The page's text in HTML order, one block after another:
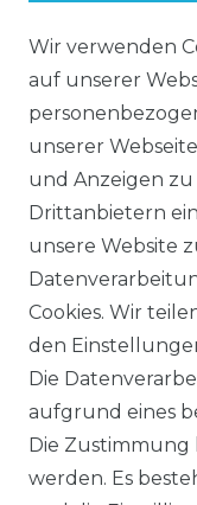
Isolierte
10/16mm,
ab 35,70 € *
1 METER |
Wir verwenden
auf unserer
unserer
und Anzeigen zu
Drittanbietern
unsere Website
Cookies. Wir
den
Die
aufgrund eines
Die
werden. Es